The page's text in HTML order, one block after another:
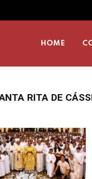
HOME
RITA DE